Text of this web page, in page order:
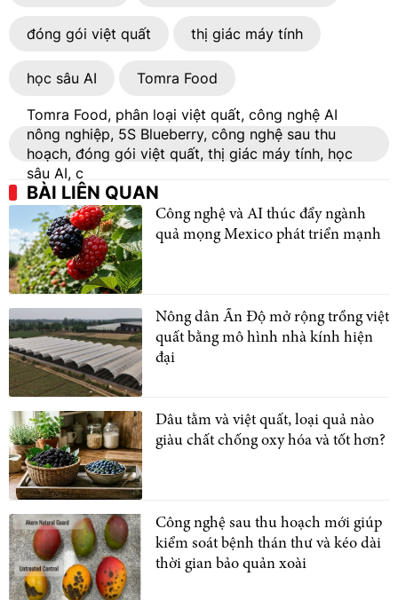
đóng gói việt quất thị giác máy tính
học sâu AI Tomra Food
Tomra Food, phân loại việt quất, công nghệ AI
nông nghiệp, 5S Blueberry, công nghệ sau thu
hoạch, đóng gói việt quất, thị giác máy tính, học
sâu AI, c
BÀI LIÊN QUAN
Công nghệ và AI thúc đẩy ngành
quả mọng Mexico phát triển mạnh
Nông dân Ấn Độ mở rộng trồng việt
quất bằng mô hình nhà kính hiện
đại
Dâu tằm và việt quất, loại quả nào
giàu chất chống oxy hóa và tốt hơn?
Công nghệ sau thu hoạch mới giúp
kiểm soát bệnh thán thư và kéo dài
thời gian bảo quản xoài